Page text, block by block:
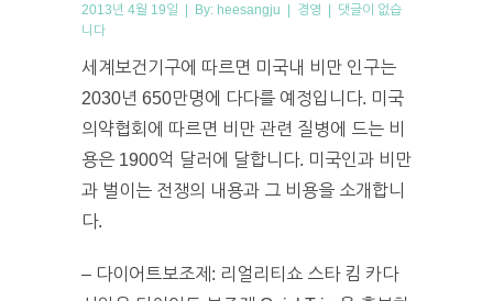
2013년 4월 19일 | By: heesangju | 경영 | 댓글이 없습
니다
세계보건기구에 따르면 미국내 비만 인구는
2030년 650만명에 다다를 예정입니다. 미국
의약협회에 따르면 비만 관련 질병에 드는 비
용은 1900억 달러에 달합니다. 미국인과 비만
과 벌이는 전쟁의 내용과 그 비용을 소개합니
다.
– 다이어트보조제: 리얼리티쇼 스타 킴 카다